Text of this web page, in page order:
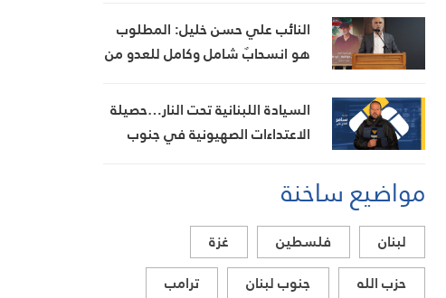
النائب علي حسن خليل: المطلوب
هو انسحابٌ شامل وكامل للعدو من
السيادة اللبنانية تحت النار…حصيلة
الاعتداءات الصهيونية في جنوب
مواضيع ساخنة
لبنان فلسطين
غزة
حزب الله
جنوب لبنان
ترامب